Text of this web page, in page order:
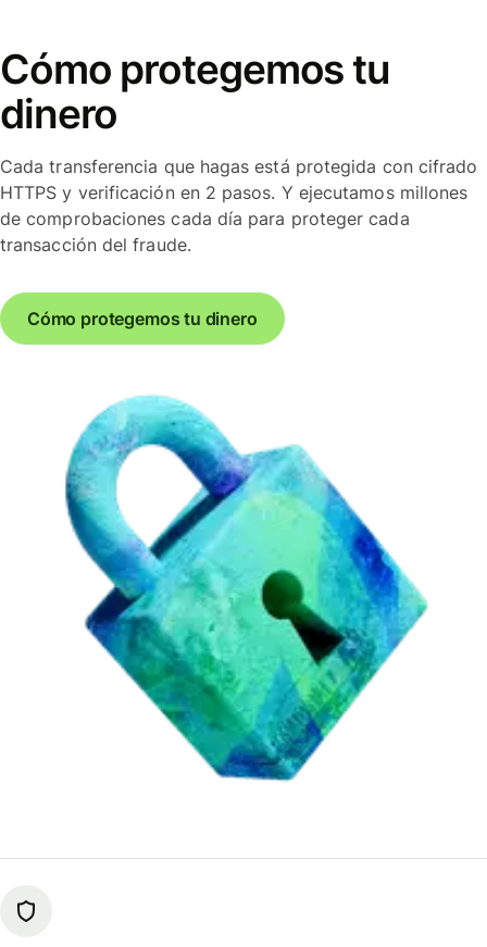
Cómo protegemos tu
dinero
Cada transferencia que hagas está protegida con cifrado
HTTPS y verificación en 2 pasos. Y ejecutamos millones
de comprobaciones cada día para proteger cada
transacción del fraude.
Cómo protegemos tu dinero